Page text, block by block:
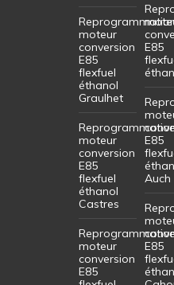
moteur
conversion
E85
flexfuel
éthanol
Graulhet
moteur
conversion
E85
flexfuel
éthanol
Castres
moteur
conversion
E85
E85
E85
Auch
E85